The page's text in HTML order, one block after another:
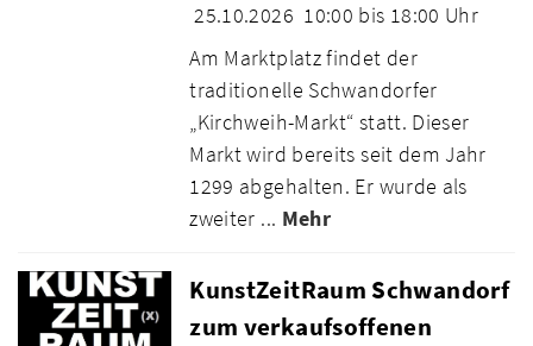
25.10.2026 10:00 bis 18:00 Uhr
Am Marktplatz findet der
traditionelle Schwandorfer
„Kirchweih-Markt“ statt. Dieser
Markt wird bereits seit dem Jahr
1299 abgehalten. Er wurde als
zweiter ... Mehr
KunstZeitRaum Schwandorf
zum verkaufsoffenen